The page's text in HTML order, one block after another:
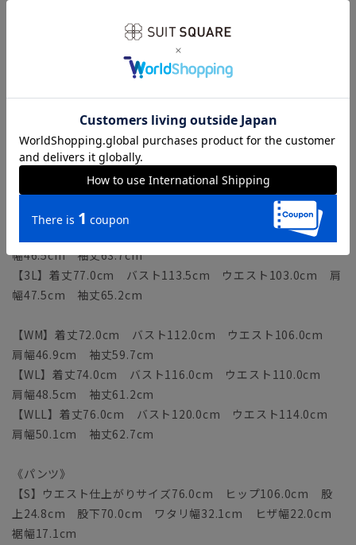
モデル：178cm B85cm W70cm H88cm
《ジャケット》
【S】着丈69.0cm バスト101.5cm ウエスト91.0cm 肩幅
43.5cm 袖丈59.2cm
【M】着丈71.0cm バスト104.5cm ウエスト94.0cm 肩幅
44.5cm 袖丈60.7cm
【L】着丈73.0cm バスト107.5cm ウエスト97.0cm 肩幅
45.5cm 袖丈62.2cm
【LL】着丈75.0cm バスト110.5cm ウエスト100.0cm 肩
幅46.5cm 袖丈63.7cm
【3L】着丈77.0cm バスト113.5cm ウエスト103.0cm 肩
幅47.5cm 袖丈65.2cm
【WM】着丈72.0cm バスト112.0cm ウエスト106.0cm
肩幅46.9cm 袖丈59.7cm
【WL】着丈74.0cm バスト116.0cm ウエスト110.0cm
肩幅48.5cm 袖丈61.2cm
【WLL】着丈76.0cm バスト120.0cm ウエスト114.0cm
肩幅50.1cm 袖丈62.7cm
《パンツ》
【S】ウエスト仕上がりサイズ76.0cm ヒップ106.0cm 股
上24.8cm 股下70.0cm ワタリ幅32.1cm ヒザ幅22.0cm
裾幅17.1cm